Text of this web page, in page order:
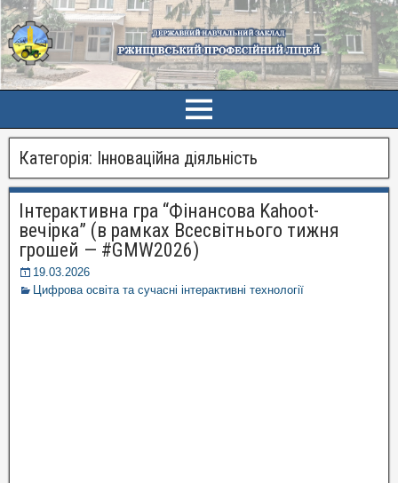
Категорія: Інноваційна діяльність
Інтерактивна гра “Фінансова Kahoot-
вечірка” (в рамках Всесвітнього тижня
грошей — #GMW2026)
19.03.2026
Цифрова освіта та сучасні інтерактивні технології